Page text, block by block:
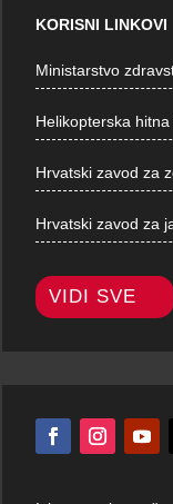
KORISNI LINKOVI
Ministarstvo
Helikopterska
Hrvatski zavod za
Hrvatski zavod za
VIDI SVE